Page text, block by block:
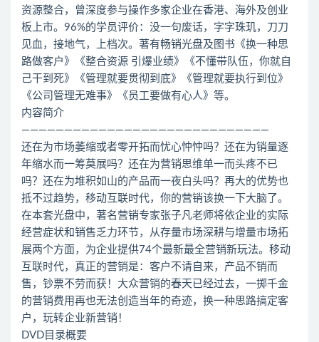
资源整合，曾深度参与操作多家企业在香港、海外及创业
板上市。96%的学员评价：没一句废话，字字珠玑，刀刀
见血，接地气，上档次。著有畅销光盘及图书《换一种思
路做客户》《整合资源 引爆业绩》《不懂带队伍，你就自
己干到死》《管理就要贯彻到底》《管理就要执行到位》
《公司管理无难事》《员工要做有心人》等。
内容简介
—————————————————————————————
还在为市场萎缩或者零开拓而忧心忡忡吗？还在为销量逐
年缩水而一筹莫展吗？还在为营销思维单一而头疼不已
吗？还在为堆积如山的产品而一夜白头吗？再大的优势也
抵不过趋势，移动互联时代，你的营销该换一下大脑了。
在本套光盘中，著名营销专家张子凡老师将依企业的实际
经营症状和销售乏力环节，从存量市场深耕与增量市场拓
展两个方面，为企业提供74个最新最全营销新玩法。移动
互联时代，真正的营销是：客户不请自来，产品不销而
售，钞票不劳而获！大众营销的春天已经过去，一掷千金
的营销费用再也无法创造当年的奇迹，换一种思路搞定客
户，玩转企业新营销！
DVD目录概要